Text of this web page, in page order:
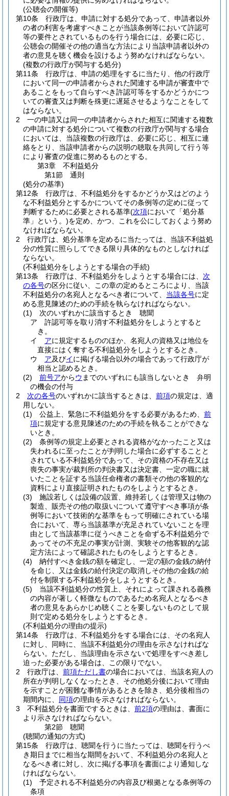
(公聴会の開催等)
第10条
行政庁は、申請に対する処分であって、申請者以外
の者の利害を考慮すべきことが当該条例等において許認可
等の要件とされているものを行う場合には、必要に応じ、
公聴会の開催その他の適当な方法により当該申請者以外の
者の意見を聴く機会を設けるよう努めなければならない。
(複数の行政庁が関与する処分)
第11条
行政庁は、申請の処理をするに当たり、他の行政庁
において同一の申請者からされた関連する申請が審査中で
あることをもって自らすべき許認可等をするかどうかにつ
いての審査又は判断を殊更に遅延させるようなことをして
はならない。
2
一の申請又は同一の申請者からされた相互に関連する複数
の申請に対する処分について複数の行政庁が関与する場合
においては、当該複数の行政庁は、必要に応じ、相互に連
絡をとり、当該申請者からの説明の聴取を共同して行う等
により審査の促進に努めるものとする。
第3章
不利益処分
第1節
通則
(処分の基準)
第12条
行政庁は、不利益処分をするかどうか又はどのよう
な不利益処分とするかについてその条例等の定めに従って
判断するために必要とされる基準(次項において「処分基
準」という。)を定め、かつ、これを公にしておくよう努め
なければならない。
2
行政庁は、処分基準を定めるに当たっては、当該不利益処
分の性質に照らしてできる限り具体的なものとしなければ
ならない。
(不利益処分をしようとする場合の手続)
第13条
行政庁は、不利益処分をしようとする場合には、 次
の各号の区分に従い、この章の定めるところにより、当該
不利益処分の名宛人となるべき者について、 当該各号に定
める意見陳述のための手続を執らなければならない。
(1)
次のいずれかに該当するとき 聴聞
ア
許認可等を取り消す不利益処分をしようとすると
き。
イ
アに規定するもののほか、名宛人の資格又は地位を
直接にはく奪する不利益処分をしようとするとき。
ウ
ア及びイに掲げる場合以外の場合であって行政庁が
相当と認めるとき。
(2)
前号アからウ までのいずれにも該当しないとき 弁明
の機会の付与
2
次の各号のいずれかに該当するときは、 前項の規定は、適
用しない。
(1)
公益上、緊急に不利益処分をする必要があるため、 前
項に規定する意見陳述のための手続を執ることができな
いとき。
(2)
条例等の規定上必要とされる資格がなかったこと又は
失われるに至ったことが判明した場合に必ずすることと
されている不利益処分であって、その資格の不存在又は
喪失の事実が裁判所の判決書又は決定書、一定の職に就
いたことを証する当該任命権者の書類その他の客観的な
資料により直接証明されたものをしようとするとき。
(3)
施設若しくは設備の設置、維持若しくは管理又は物の
製造、販売その他の取扱いについて遵守すべき事項が条
例等において技術的な基準をもって明確にされている場
合において、専ら当該基準が充足されていないことを理
由として当該基準に従うべきことを命ずる不利益処分で
あってその不充足の事実が計測、実験その他客観的な認
定方法によって確認されたものをしようとするとき。
(4)
納付すべき金銭の額を確定し、一定の額の金銭の納付
を命じ、又は金銭の給付決定の取消しその他の金銭の給
付を制限する不利益処分をしようとするとき。
(5)
当該不利益処分の性質上、それによって課される義務
の内容が著しく軽微なものであるため名宛人となるべき
者の意見をあらかじめ聴くことを要しないものとして規
則で定める処分をしようとするとき。
(不利益処分の理由の提示)
第14条
行政庁は、不利益処分をする場合には、その名宛人
に対し、同時に、当該不利益処分の理由を示さなければな
らない。 ただし、当該理由を示さないで処理をすべき差し
迫った必要がある場合は、この限りでない。
2
行政庁は、 前項ただし書の場合においては、当該名宛人の
所在が判明しなくなったとき、その他処分後において理由
を示すことが困難な事情があるときを除き、処分後相当の
期間内に、 同項の理由を示さなければならない。
3
不利益処分を書面でするときは、 前2項の理由は、書面に
より示さなければならない。
第2節
聴聞
(聴聞の通知の方式)
第15条
行政庁は、聴聞を行うに当たっては、聴聞を行うべ
き期日までに相当な期間をおいて、不利益処分の名宛人と
なるべき者に対し、次に掲げる事項を書面により通知しな
ければならない。
(1)
予定される不利益処分の内容及び根拠となる条例等の
条項